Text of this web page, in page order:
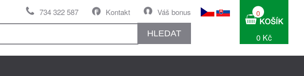
Váš bonus
Kontakt
734 322 587
HLEDAT
0
0 Kč